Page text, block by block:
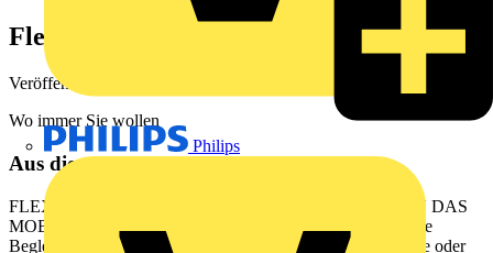
Philips
Flexibel beschriften
Veröffentlicht: 4. Dezember 2024
Wo immer Sie wollen
Aus diesem Dokument
FLEXIBEL BESCHRIFTEN WO IMMER SIE WOLLEN DAS
MOBILE WAGO BESCHRIFTUNGSSYSTEM Der ideale
Begleiter fr die Beschriftung direkt vor Ort Auf der Baustelle oder